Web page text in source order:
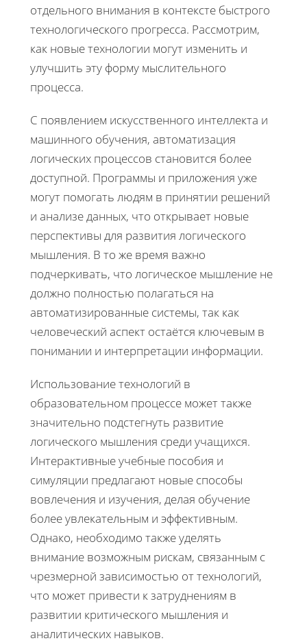
отдельного внимания в контексте быстрого
технологического прогресса. Рассмотрим,
как новые технологии могут изменить и
улучшить эту форму мыслительного
процесса.
С появлением искусственного интеллекта и
машинного обучения, автоматизация
логических процессов становится более
доступной. Программы и приложения уже
могут помогать людям в принятии решений
и анализе данных, что открывает новые
перспективы для развития логического
мышления. В то же время важно
подчеркивать, что логическое мышление не
должно полностью полагаться на
автоматизированные системы, так как
человеческий аспект остаётся ключевым в
понимании и интерпретации информации.
Использование технологий в
образовательном процессе может также
значительно подстегнуть развитие
логического мышления среди учащихся.
Интерактивные учебные пособия и
симуляции предлагают новые способы
вовлечения и изучения, делая обучение
более увлекательным и эффективным.
Однако, необходимо также уделять
внимание возможным рискам, связанным с
чрезмерной зависимостью от технологий,
что может привести к затруднениям в
развитии критического мышления и
аналитических навыков.